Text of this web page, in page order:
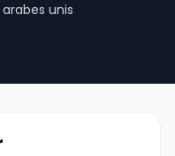
arabes unis